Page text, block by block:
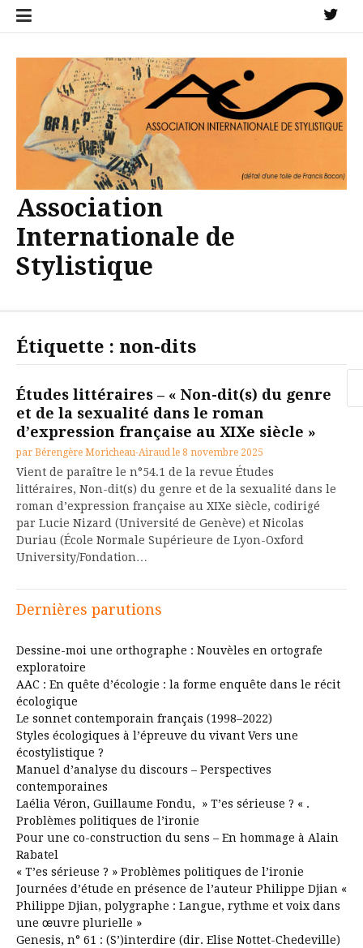
Aller
Association
Internationale de
Stylistique
Étiquette : non-dits
Études littéraires – « Non-dit(s) du genre
et de la sexualité dans le roman
d’expression française au XIXe siècle »
par Bérengère Moricheau-Airaud le 8 novembre 2025
Vient de paraître le n°54.1 de la revue Études
littéraires, Non-dit(s) du genre et de la sexualité dans le
roman d’expression française au XIXe siècle, codirigé
par Lucie Nizard (Université de Genève) et Nicolas
Duriau (École Normale Supérieure de Lyon-Oxford
University/Fondation…
Dernières parutions
Dessine-moi une orthographe : Nouvèles en ortografe
exploratoire
AAC : En quête d’écologie : la forme enquête dans le récit
écologique
Le sonnet contemporain français (1998–2022)
Styles écologiques à l’épreuve du vivant Vers une
écostylistique ?
Manuel d’analyse du discours – Perspectives
contemporaines
Laélia Véron, Guillaume Fondu, » T’es sérieuse ? « .
Problèmes politiques de l’ironie
Pour une co-construction du sens – En hommage à Alain
Rabatel
« T’es sérieuse ? » Problèmes politiques de l’ironie
Journées d’étude en présence de l’auteur Philippe Djian «
Philippe Djian, polygraphe : Langue, rythme et voix dans
une œuvre plurielle »
Genesis, n° 61 : (S’)interdire (dir. Elise Nottet-Chedeville)